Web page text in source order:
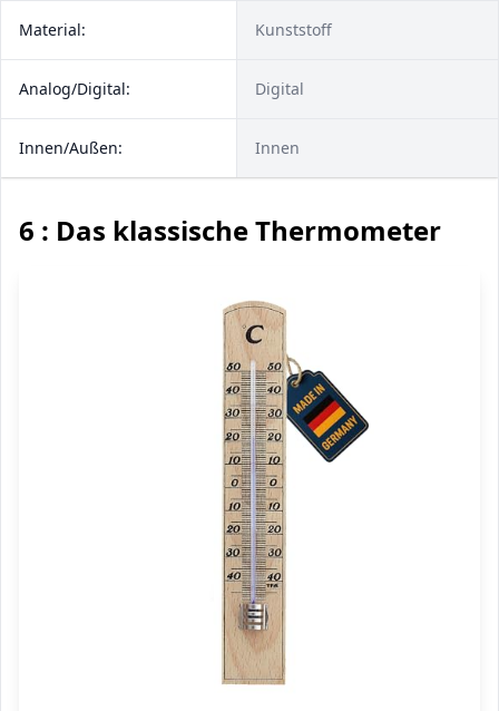
Material: Kunststoff
Analog/Digital: Digital
Innen/Außen: Innen
6 : Das klassische Thermometer